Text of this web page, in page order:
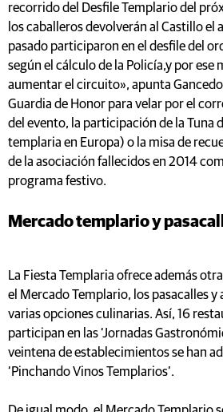
recorrido del Desfile Templario del
los caballeros devolverán al Castillo el
pasado participaron en el desfile del
según el cálculo de la Policía,y por
aumentar el circuito», apunta
Guardia de Honor para velar por el
del evento, la participación de la Tuna
templaria en Europa) o la misa de
de la asociación fallecidos en 2014
programa festivo.
Mercado templario y
La Fiesta Templaria ofrece además
el Mercado Templario, los pasacalles
varias opciones culinarias. Así, 16
participan en las ‘Jornadas
veintena de establecimientos se han
‘Pinchando Vinos Templarios’.